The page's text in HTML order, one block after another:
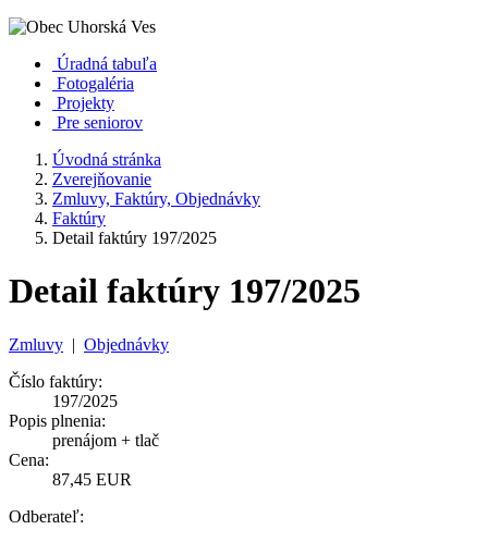
Úradná tabuľa
Fotogaléria
Projekty
Pre seniorov
Úvodná stránka
Zverejňovanie
Zmluvy, Faktúry, Objednávky
Faktúry
Detail faktúry 197/2025
Detail faktúry 197/2025
Zmluvy | Objednávky
Číslo faktúry:
197/2025
Popis plnenia:
prenájom + tlač
Cena:
87,45 EUR
Odberateľ: